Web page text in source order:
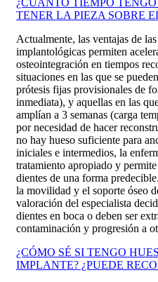
¿CUÁNTO TIEMPO
TENER LA PIEZA SOBRE
Actualmente, las ventajas de
implantológicas permiten
osteointegración en tiempos
situaciones en las que se
prótesis fijas provisionales de
inmediata), y aquellas en las
amplían a 3 semanas (carga
por necesidad de hacer
no hay hueso suficiente para
iniciales e intermedios, la
tratamiento apropiado y
dientes de una forma
la movilidad y el soporte óseo
valoración del especialista
dientes en boca o deben ser
contaminación y progresión a
¿CÓMO SÉ SI TENGO
IMPLANTE? ¿PUEDE